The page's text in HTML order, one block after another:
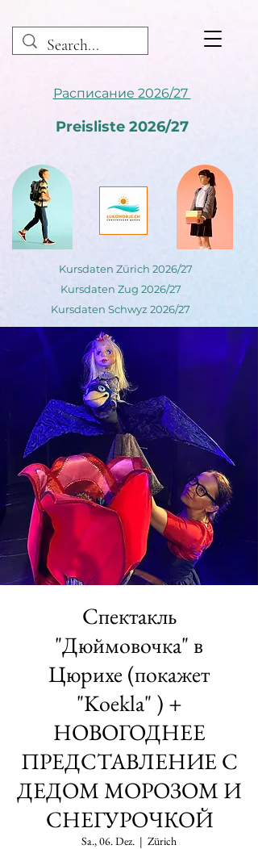
Расписание 2026/27
Preisliste 2026/27
Kursdaten Zürich 2026/27
Kursdaten Zug 2026/27
Kursdaten Schwyz 2026/27
Спектакль
"Дюймовочка" в
Цюрихе (покажет
"Koekla" ) +
НОВОГОДНЕЕ
ПРЕДСТАВЛЕНИЕ С
ДЕДОМ МОРОЗОМ И
СНЕГУРОЧКОЙ
Sa., 06. Dez.
  |
Zürich